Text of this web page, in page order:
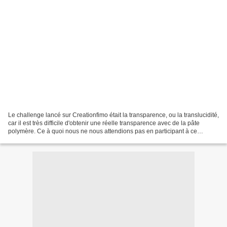
Le challenge lancé sur Creationfimo était la transparence, ou la translucidité,
car il est très difficile d'obtenir une réelle transparence avec de la pâte
polymère. Ce à quoi nous ne nous attendions pas en participant à ce